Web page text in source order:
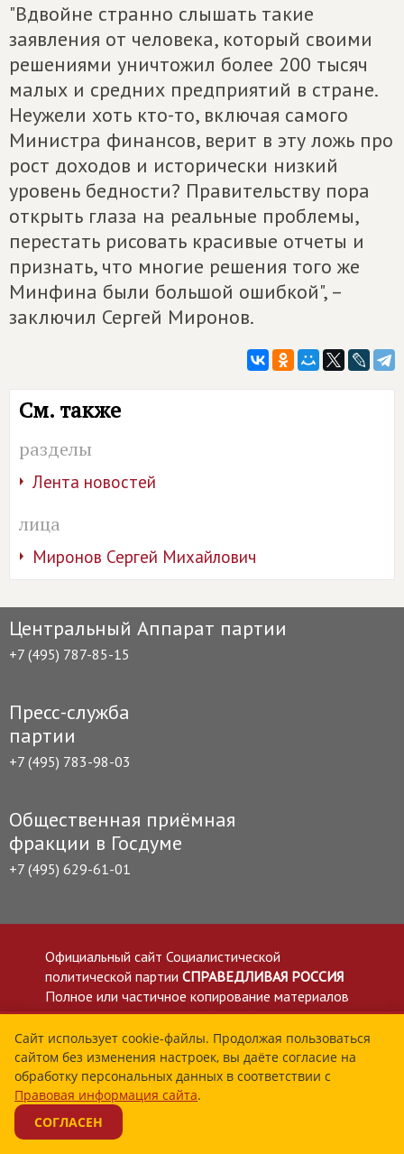
"Вдвойне странно слышать такие
заявления от человека, который своими
решениями уничтожил более 200 тысяч
малых и средних предприятий в стране.
Неужели хоть кто-то, включая самого
Министра финансов, верит в эту ложь про
рост доходов и исторически низкий
уровень бедности? Правительству пора
открыть глаза на реальные проблемы,
перестать рисовать красивые отчеты и
признать, что многие решения того же
Минфина были большой ошибкой", –
заключил Сергей Миронов.
См. также
разделы
Лента новостей
лица
Миронов Сергей Михайлович
Центральный Аппарат партии
+7 (495) 787-85-15
Пресс-служба
партии
+7 (495) 783-98-03
Общественная приёмная
фракции в Госдуме
+7 (495) 629-61-01
Официальный сайт Социалистической
политической партии СПРАВЕДЛИВАЯ РОССИЯ
Полное или частичное копирование материалов
приветствуется со ссылкой на сайт spravedlivo.ru
Политика в отношении обработки персональных
данных
Все материалы сайта spravedlivo.ru доступны по
лицензии Creative Commons Attribution 4.0 International
Сайт использует cookie-файлы. Продолжая пользоваться
сайтом без изменения настроек, вы даёте согласие на
обработку персональных данных в соответствии с
Правовая информация сайта.
СОГЛАСЕН